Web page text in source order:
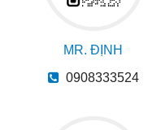
MR. ĐỊNH
0908333524